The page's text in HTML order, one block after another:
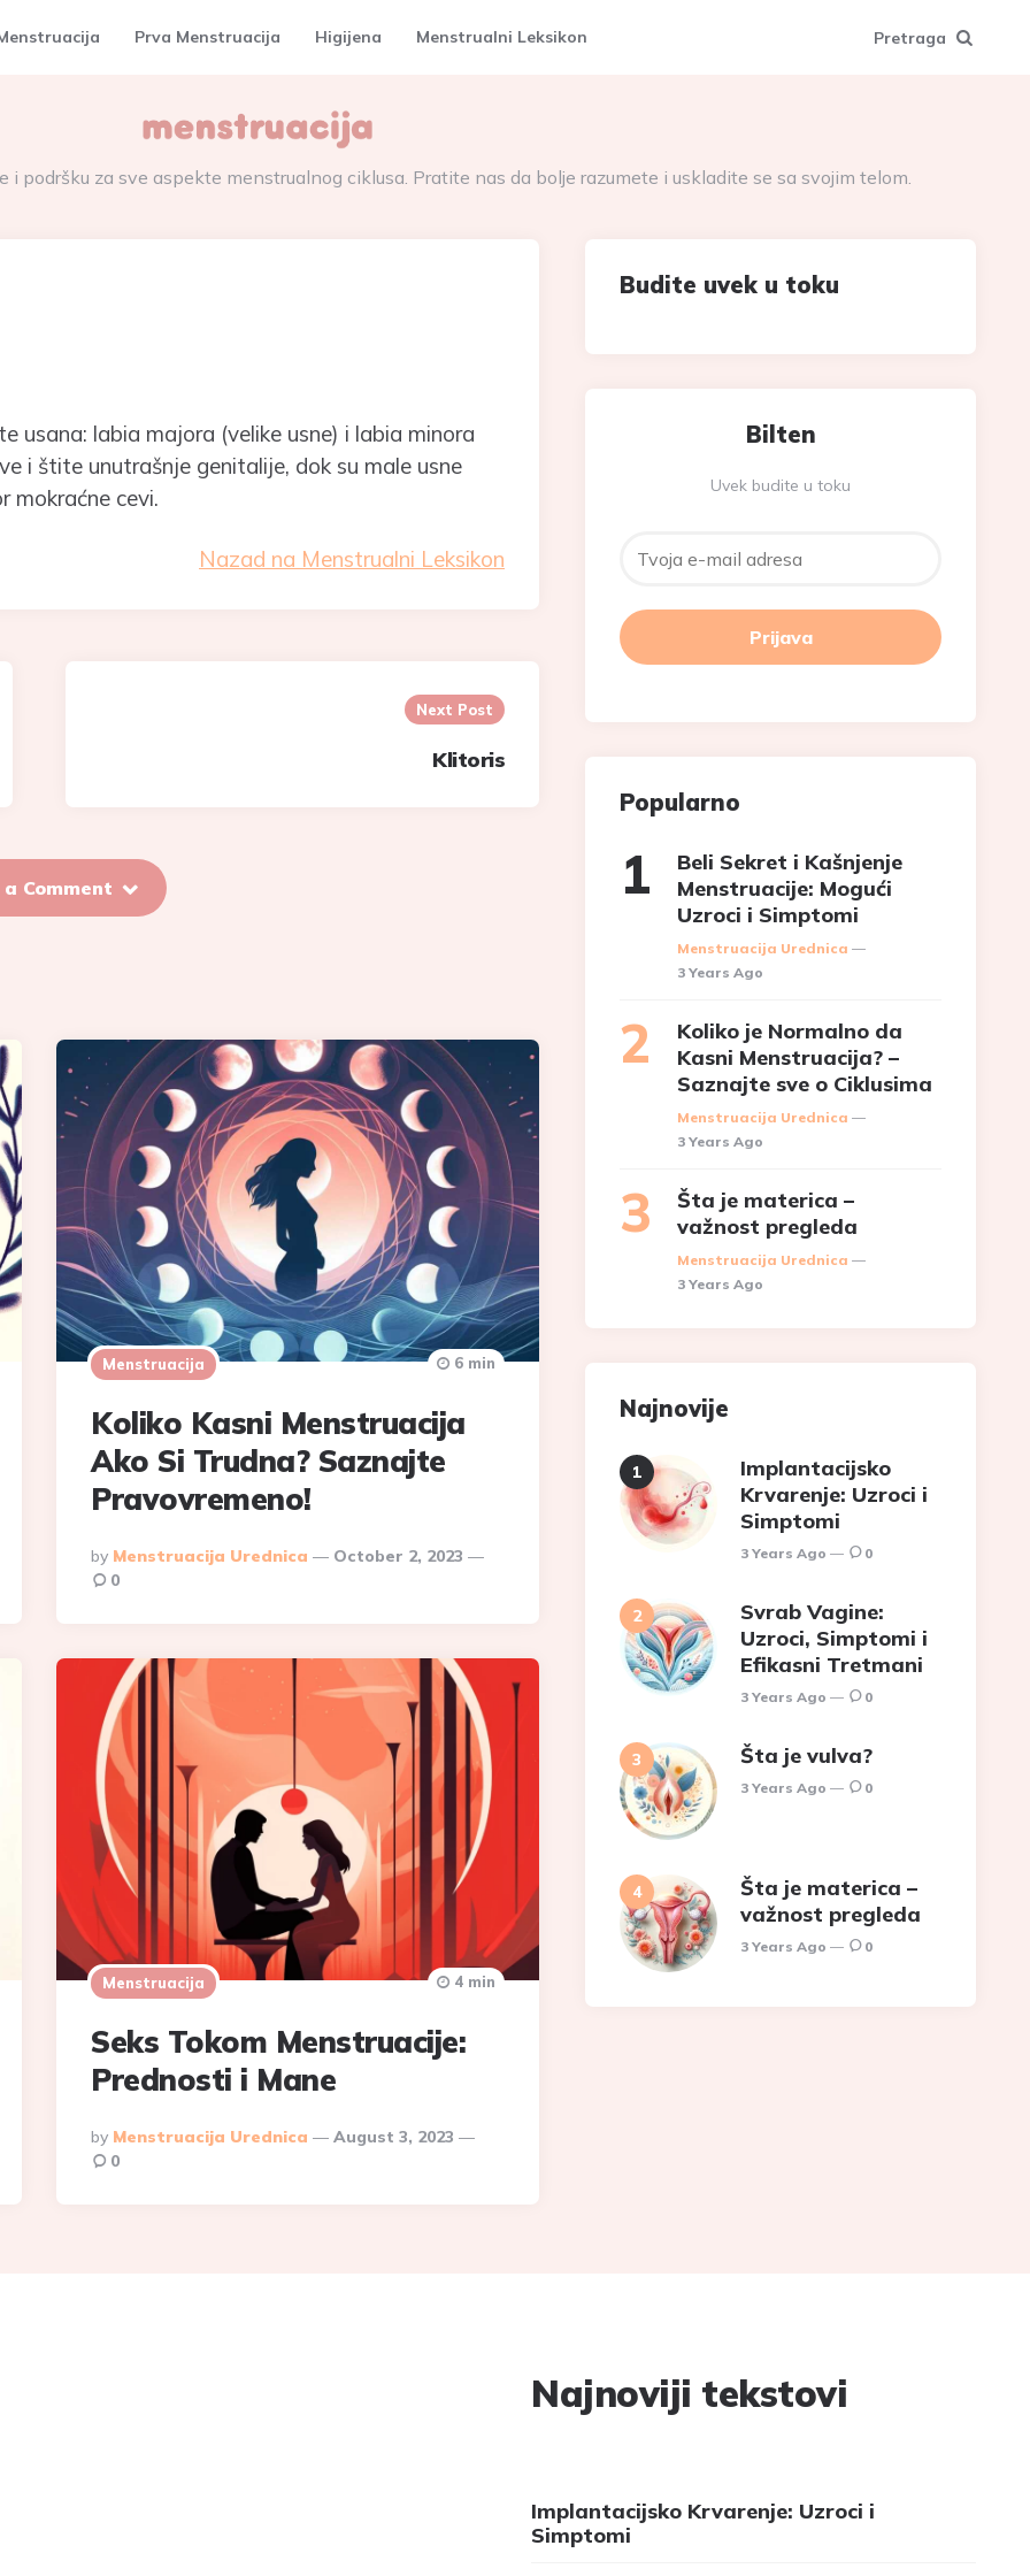
Prva Menstruacija Higijena Menstrualni Leksikon Pretraga
i podršku za sve aspekte menstrualnog ciklusa. Pratite nas da bolje razumete i uskladite se sa svojim telom.
usana: labia majora (velike usne) i labia minora
i štite unutrašnje genitalije, dok su male usne
mokraćne cevi.
Nazad na Menstrualni Leksikon
Next Post
Klitoris
Comment
Menstruacija
Koliko Kasni Menstruacija
Ako Si Trudna? Saznajte
Pravovremeno!
Posted
By
By Menstruacija Urednica October 2, 2023
6 min
0
Menstruacija
Seks Tokom Menstruacije:
Prednosti i Mane
Posted
By
By Menstruacija Urednica August 3, 2023
4 min
0
Budite uvek u toku
Bilten
Uvek budite u toku
Popularno
Beli Sekret i Kašnjenje
Menstruacije: Mogući
Uzroci i Simptomi
Posted
Menstruacija Urednica
3 Years Ago
Koliko je Normalno da
Kasni Menstruacija? –
Saznajte sve o Ciklusima
Posted
Menstruacija Urednica
3 Years Ago
Šta je materica –
važnost pregleda
Posted
Menstruacija Urednica
3 Years Ago
Najnovije
Implantacijsko
Krvarenje: Uzroci i
Simptomi
3 Years Ago 0
Svrab Vagine:
Uzroci, Simptomi i
Efikasni Tretmani
3 Years Ago 0
Šta je vulva?
3 Years Ago 0
Šta je materica –
važnost pregleda
3 Years Ago 0
Najnoviji tekstovi
Implantacijsko Krvarenje: Uzroci i
Simptomi